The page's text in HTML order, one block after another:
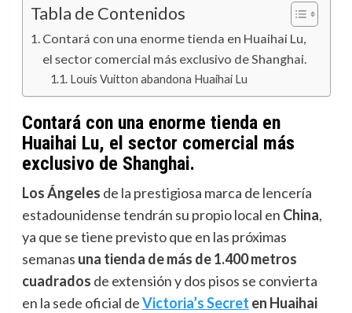
Tabla de Contenidos
Contará con una enorme tienda en Huaihai Lu,
el sector comercial más exclusivo de Shanghai.
Louis Vuitton abandona Huaihai Lu
Contará con una enorme tienda en
Huaihai Lu, el sector comercial más
exclusivo de Shanghai.
Los Ángeles de la prestigiosa marca de lencería
estadounidense tendrán su propio local en China,
ya que se tiene previsto que en las próximas
semanas una tienda de más de 1.400 metros
cuadrados de extensión y dos pisos se convierta
en la sede oficial deVictoria’s Secret en Huaihai